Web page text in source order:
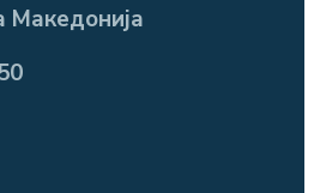
Македонија